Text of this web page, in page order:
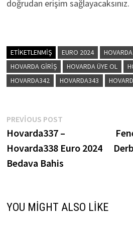
doğrudan erişim sağlayacaksınız.
ETIKETLENMIŞ EURO 2024 HOVARDA
HOVARDA GIRIŞ
HOVARDA ÜYE OL
HOVARDA342
HOVARDA343
Yazı
gezinmesi
PREVIOUS POSTPrevious
post:
Hovarda337 –
Hovarda338 Euro 2024
Bedava Bahis
YOU MIGHT ALSO LIKE